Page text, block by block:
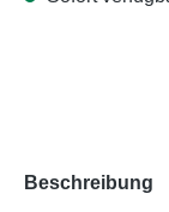
Beschreibung